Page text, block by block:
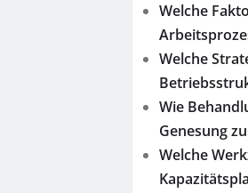
Welche
Welche
Wie
Genesung
Welche